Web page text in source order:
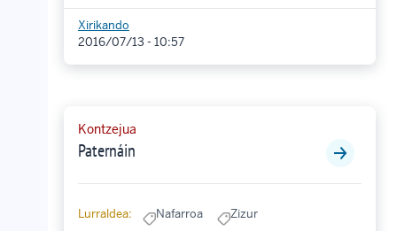
Xirikando
2016/07/13 - 10:57
Kontzejua
Paternáin
Lurraldea: Nafarroa Zizur